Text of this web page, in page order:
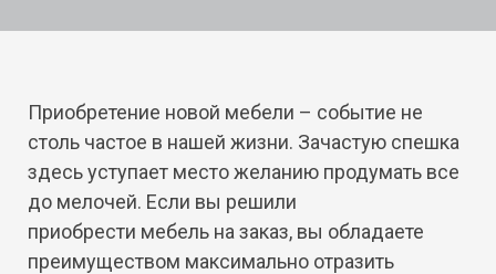
Приобретение новой мебели – событие не
столь частое в нашей жизни. Зачастую спешка
здесь уступает место желанию продумать все
до мелочей. Если вы решили
приобрести мебель на заказ, вы обладаете
преимуществом максимально отразить